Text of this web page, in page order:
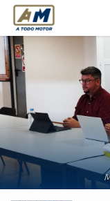
A Todo Motor ·
A Todo Motor »